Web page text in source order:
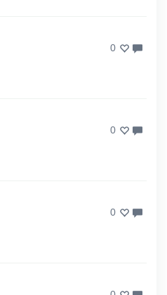
0
0
0